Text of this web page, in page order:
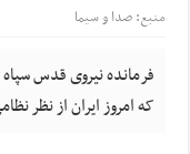
منبع: صدا و سیما
فرمانده نیروی قدس
که امروز ایران از نظر